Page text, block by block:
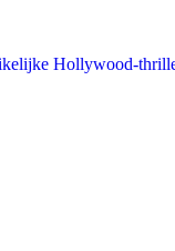
Hollywood-